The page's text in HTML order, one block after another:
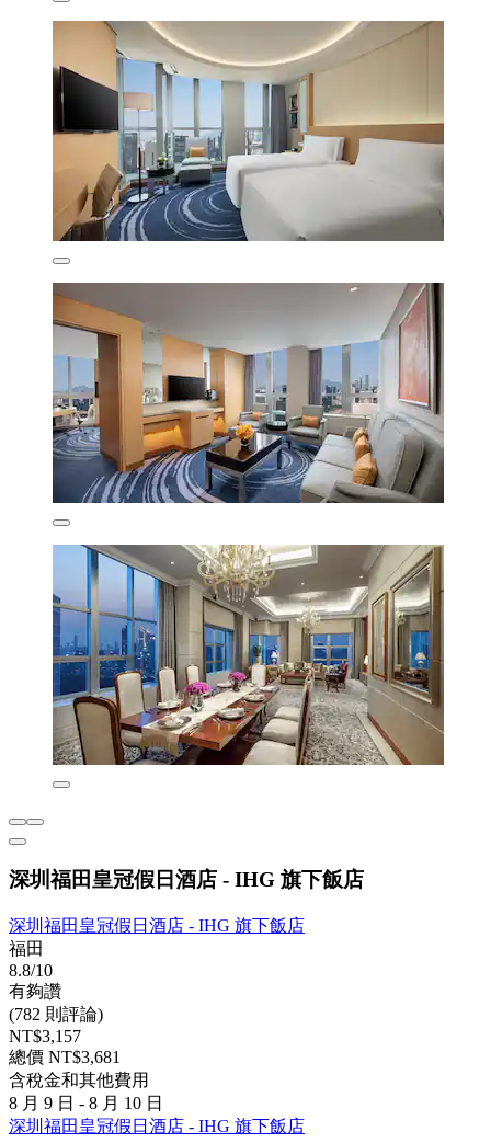
深圳福田皇冠假日酒店 - IHG 旗下飯店
深圳福田皇冠假日酒店 - IHG 旗下飯店
福田
8.8/10
有夠讚
(782 則評論)
NT$3,157
總價 NT$3,681
含稅金和其他費用
8 月 9 日 - 8 月 10 日
深圳福田皇冠假日酒店 - IHG 旗下飯店